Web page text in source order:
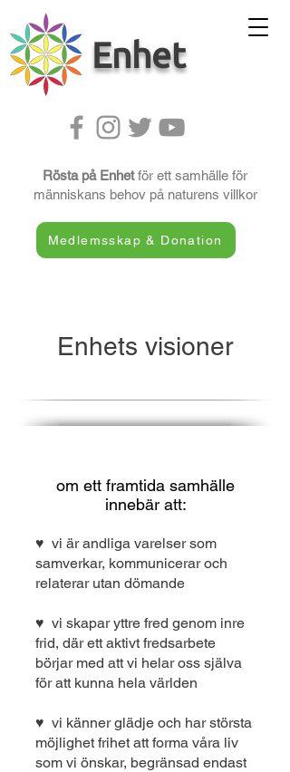
Enhet
Rösta på Enhetför ett samhälle för
människans behov på naturens villkor
Medlemsskap & Donation
Enhets visioner
om ett framtida samhälle
innebär att:
♥ vi är andliga varelser som
samverkar, kommunicerar och
relaterar utan dömande
♥ vi skapar yttre fred genom inre
frid, där ett aktivt fredsarbete
börjar med att vi helar oss själva
för att kunna hela världen
♥ vi känner glädje och har största
möjlighet frihet att forma våra liv
som vi önskar, begränsad endast